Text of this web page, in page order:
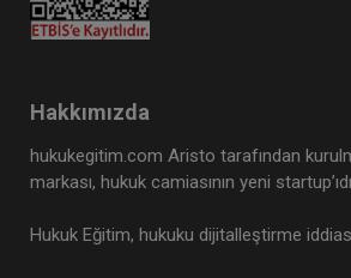
Hakkımızda
hukukegitim.com Aristo tarafından
markası, hukuk camiasının yeni
Hukuk Eğitim, hukuku dijitalleştirme